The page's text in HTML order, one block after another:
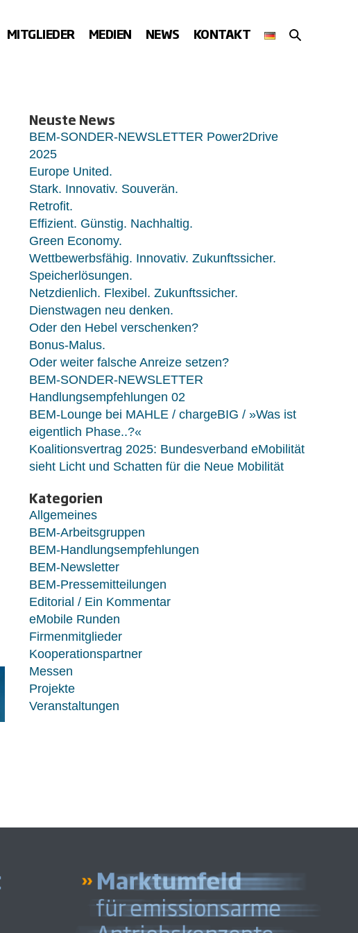
MITGLIEDER MEDIEN NEWS KONTAKT
SUCHE-
Neuste News
BEM-SONDER-NEWSLETTER Power2Drive
2025
Europe United.
Stark. Innovativ. Souverän.
Retrofit.
Effizient. Günstig. Nachhaltig.
Green Economy.
Wettbewerbsfähig. Innovativ. Zukunftssicher.
Speicherlösungen.
Netzdienlich. Flexibel. Zukunftssicher.
Dienstwagen neu denken.
Oder den Hebel verschenken?
Bonus-Malus.
Oder weiter falsche Anreize setzen?
BEM-SONDER-NEWSLETTER
Handlungsempfehlungen 02
BEM-Lounge bei MAHLE / chargeBIG / »Was ist
eigentlich Phase..?«
Koalitionsvertrag 2025: Bundesverband eMobilität
sieht Licht und Schatten für die Neue Mobilität
Kategorien
Allgemeines
BEM-Arbeitsgruppen
BEM-Handlungsempfehlungen
BEM-Newsletter
BEM-Pressemitteilungen
Editorial / Ein Kommentar
eMobile Runden
Firmenmitglieder
Kooperationspartner
Messen
Projekte
Veranstaltungen